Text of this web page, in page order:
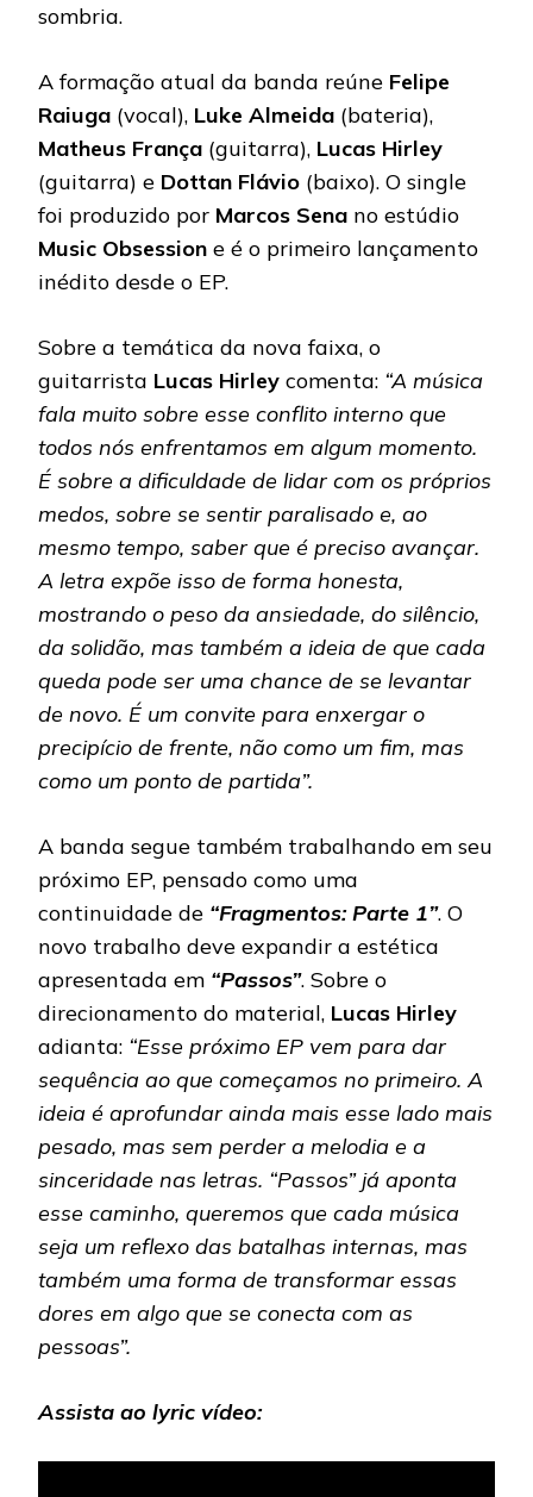
sombria.
A formação atual da banda reúne Felipe
Raiuga (vocal), Luke Almeida (bateria),
Matheus França (guitarra), Lucas Hirley
(guitarra) e Dottan Flávio (baixo). O single
foi produzido por Marcos Sena no estúdio
Music Obsession e é o primeiro lançamento
inédito desde o EP.
Sobre a temática da nova faixa, o
guitarrista Lucas Hirley comenta: “A música
fala muito sobre esse conflito interno que
todos nós enfrentamos em algum momento.
É sobre a dificuldade de lidar com os próprios
medos, sobre se sentir paralisado e, ao
mesmo tempo, saber que é preciso avançar.
A letra expõe isso de forma honesta,
mostrando o peso da ansiedade, do silêncio,
da solidão, mas também a ideia de que cada
queda pode ser uma chance de se levantar
de novo. É um convite para enxergar o
precipício de frente, não como um fim, mas
como um ponto de partida”.
A banda segue também trabalhando em seu
próximo EP, pensado como uma
continuidade de “Fragmentos: Parte 1”. O
novo trabalho deve expandir a estética
apresentada em “Passos”. Sobre o
direcionamento do material, Lucas Hirley
adianta: “Esse próximo EP vem para dar
sequência ao que começamos no primeiro. A
ideia é aprofundar ainda mais esse lado mais
pesado, mas sem perder a melodia e a
sinceridade nas letras. “Passos” já aponta
esse caminho, queremos que cada música
seja um reflexo das batalhas internas, mas
também uma forma de transformar essas
dores em algo que se conecta com as
pessoas”.
Assista ao lyric vídeo: